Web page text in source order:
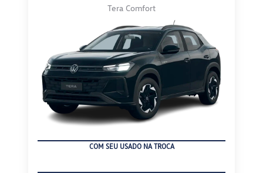
Tera Comfort
COM SEU USADO NA TROCA